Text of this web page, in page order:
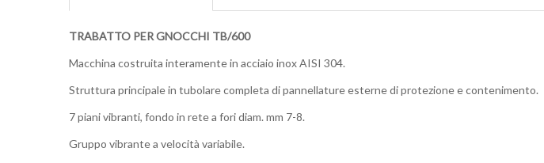
TRABATTO PER GNOCCHI TB/600
Macchina costruita interamente in acciaio inox AISI 304.
Struttura principale in tubolare completa di pannellature esterne di protezione e contenimento.
7 piani vibranti, fondo in rete a fori diam. mm 7-8.
Gruppo vibrante a velocità variabile.